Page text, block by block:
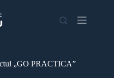
„GO PRACTICA”